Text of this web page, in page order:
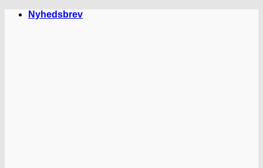
FortsætNyhedsbrev